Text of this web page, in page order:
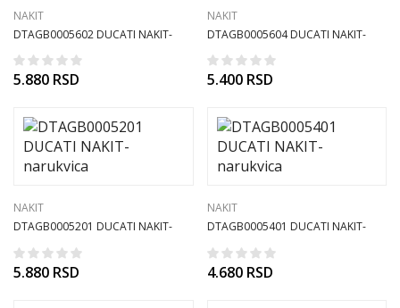
NAKIT
DTAGB0005602 DUCATI NAKIT-
narukvica
5.880 RSD
NAKIT
DTAGB0005604 DUCATI NAKIT-
narukvica
5.400 RSD
NAKIT
DTAGB0005201 DUCATI NAKIT-
5.880 RSD
NAKIT
DTAGB0005401 DUCATI NAKIT-
4.680 RSD